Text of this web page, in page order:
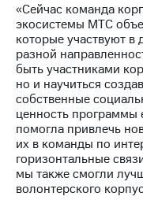
Контакты
Новости
в
регионе
и акционерам
управление
секретарь
«Сейчас команда
экосистемы МТС
которые участвуют в
разной
быть участниками
но и научиться
собственные
ценность программы
помогла привлечь
их в команды по
горизонтальные
мы также смогли
волонтерского